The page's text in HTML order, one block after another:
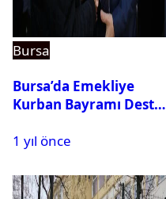
Bursa
Bursa’da Emekliye
Kurban Bayramı Destek
1 yıl önce